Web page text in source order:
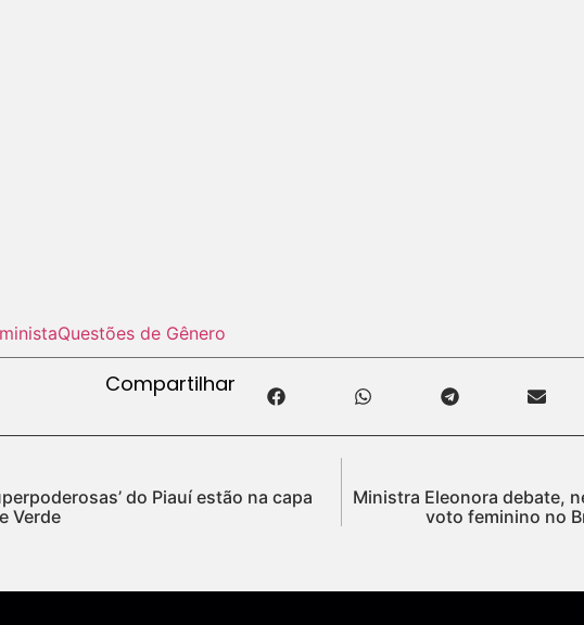
Questões de Gênero
Compartilhar
do Piauí estão na capa
Verde
Ministra Eleonora debate,
voto feminino no